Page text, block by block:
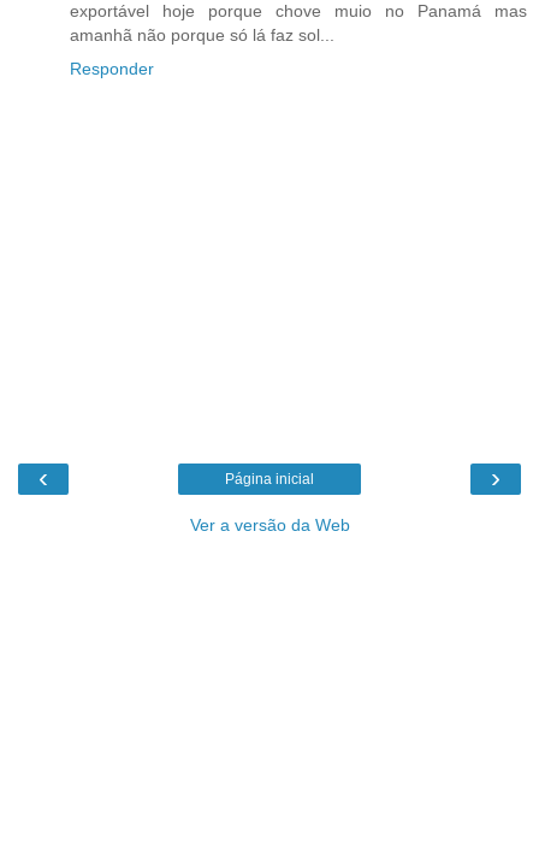
exportável hoje porque chove muio no Panamá mas
amanhã não porque só lá faz sol...
Responder
‹ ›
Página inicial
Ver a versão da Web